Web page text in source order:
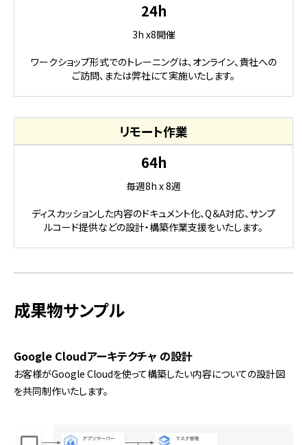
24h
3h x8開催
ワークショップ形式でのトレーニングは、オンライン、貴社への
ご訪問、または弊社にて実施いたします。
リモート作業
64h
毎週8h x 8週
ディスカッションした内容のドキュメント化、Q＆A対応、サンプ
ルコード提供などの設計・構築作業支援をいたします。
成果物サンプル
Google Cloudアーキテクチャ の設計
お客様がGoogle Cloudを使って構築したい内容についての設計図
を共同制作いたします。